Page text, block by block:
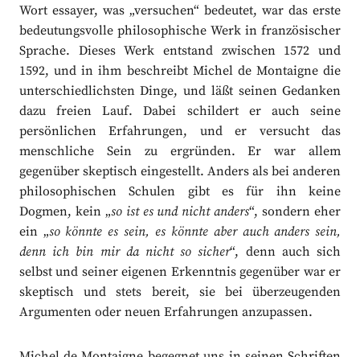
Wort essayer, was „versuchen“ bedeutet, war das erste
bedeutungsvolle philosophische Werk in französischer
Sprache. Dieses Werk entstand zwischen 1572 und
1592, und in ihm beschreibt Michel de Montaigne die
unterschiedlichsten Dinge, und läßt seinen Gedanken
dazu freien Lauf. Dabei schildert er auch seine
persönlichen Erfahrungen, und er versucht das
menschliche Sein zu ergründen. Er war allem
gegenüber skeptisch eingestellt. Anders als bei anderen
philosophischen Schulen gibt es für ihn keine
Dogmen, kein „so ist es und nicht anders“, sondern eher
ein „so könnte es sein, es könnte aber auch anders sein,
denn ich bin mir da nicht so sicher“, denn auch sich
selbst und seiner eigenen Erkenntnis gegenüber war er
skeptisch und stets bereit, sie bei überzeugenden
Argumenten oder neuen Erfahrungen anzupassen.